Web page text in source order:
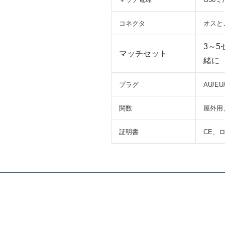
コネクタ オスと
マッチセット
3～5
緒に
プラグ AU/
関数 屋外用
証明書 CE、